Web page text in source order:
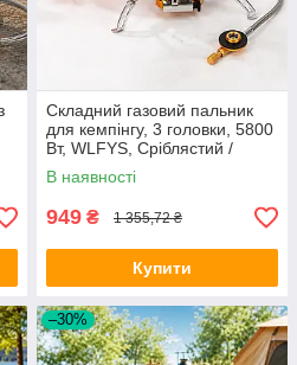
Складний газовий пальник
для кемпінгу, 3 головки, 5800
Вт, WLFYS, Сріблястий /
Пальник туристичний /
Похідний пальник
В наявності
949 ₴ 1 355,72 ₴
Купити
–30%